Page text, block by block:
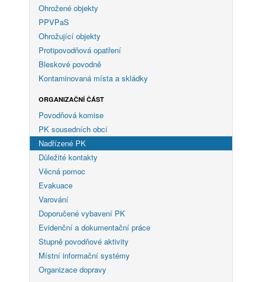
Ohrožené objekty
PPVPaS
Ohrožující objekty
Protipovodňová opatření
Bleskové povodně
Kontaminovaná místa a skládky
ORGANIZAČNÍ ČÁST
Povodňová komise
PK sousedních obcí
Nadřízené PK
Důležité kontakty
Věcná pomoc
Evakuace
Varování
Doporučené vybavení PK
Evidenční a dokumentační práce
Stupně povodňové aktivity
Místní informační systémy
Organizace dopravy